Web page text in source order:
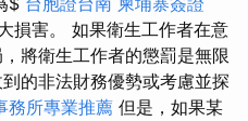
損害。 如果衛生工作者在意
將衛生工作者的懲罰是無限
的非法財務優勢或考慮並探
務所專業推薦 但是，如果某